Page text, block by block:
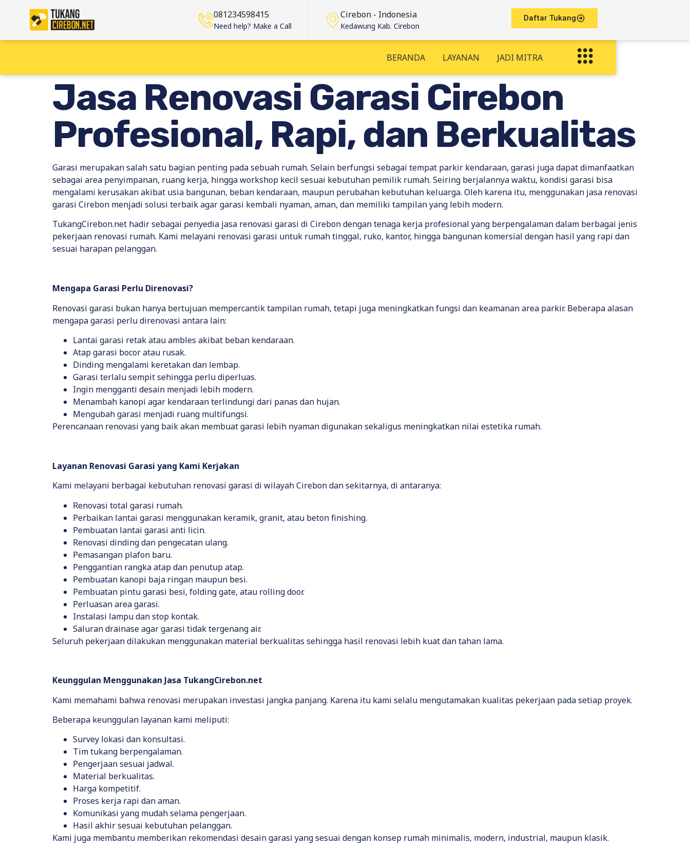
081234598415
Need help? Make a Call
Cirebon - Indonesia
Kedawung Kab. Cirebon
Daftar Tukang
BERANDA LAYANAN JADI MITRA
Jasa Renovasi Garasi Cirebon
Profesional, Rapi, dan Berkualitas
Garasi merupakan salah satu bagian penting pada sebuah rumah. Selain berfungsi sebagai tempat parkir kendaraan, garasi juga dapat dimanfaatkan
sebagai area penyimpanan, ruang kerja, hingga workshop kecil sesuai kebutuhan pemilik rumah. Seiring berjalannya waktu, kondisi garasi bisa
mengalami kerusakan akibat usia bangunan, beban kendaraan, maupun perubahan kebutuhan keluarga. Oleh karena itu, menggunakan jasa renovasi
garasi Cirebon menjadi solusi terbaik agar garasi kembali nyaman, aman, dan memiliki tampilan yang lebih modern.
TukangCirebon.net hadir sebagai penyedia jasa renovasi garasi di Cirebon dengan tenaga kerja profesional yang berpengalaman dalam berbagai jenis
pekerjaan renovasi rumah. Kami melayani renovasi garasi untuk rumah tinggal, ruko, kantor, hingga bangunan komersial dengan hasil yang rapi dan
sesuai harapan pelanggan.
Mengapa Garasi Perlu Direnovasi?
Renovasi garasi bukan hanya bertujuan mempercantik tampilan rumah, tetapi juga meningkatkan fungsi dan keamanan area parkir. Beberapa alasan
mengapa garasi perlu direnovasi antara lain:
Lantai garasi retak atau ambles akibat beban kendaraan.
Atap garasi bocor atau rusak.
Dinding mengalami keretakan dan lembap.
Garasi terlalu sempit sehingga perlu diperluas.
Ingin mengganti desain menjadi lebih modern.
Menambah kanopi agar kendaraan terlindungi dari panas dan hujan.
Mengubah garasi menjadi ruang multifungsi.
Perencanaan renovasi yang baik akan membuat garasi lebih nyaman digunakan sekaligus meningkatkan nilai estetika rumah.
Layanan Renovasi Garasi yang Kami Kerjakan
Kami melayani berbagai kebutuhan renovasi garasi di wilayah Cirebon dan sekitarnya, di antaranya:
Renovasi total garasi rumah.
Perbaikan lantai garasi menggunakan keramik, granit, atau beton finishing.
Pembuatan lantai garasi anti licin.
Renovasi dinding dan pengecatan ulang.
Pemasangan plafon baru.
Penggantian rangka atap dan penutup atap.
Pembuatan kanopi baja ringan maupun besi.
Pembuatan pintu garasi besi, folding gate, atau rolling door.
Perluasan area garasi.
Instalasi lampu dan stop kontak.
Saluran drainase agar garasi tidak tergenang air.
Seluruh pekerjaan dilakukan menggunakan material berkualitas sehingga hasil renovasi lebih kuat dan tahan lama.
Keunggulan Menggunakan Jasa TukangCirebon.net
Kami memahami bahwa renovasi merupakan investasi jangka panjang. Karena itu kami selalu mengutamakan kualitas pekerjaan pada setiap proyek.
Beberapa keunggulan layanan kami meliputi:
Survey lokasi dan konsultasi.
Tim tukang berpengalaman.
Pengerjaan sesuai jadwal.
Material berkualitas.
Harga kompetitif.
Proses kerja rapi dan aman.
Komunikasi yang mudah selama pengerjaan.
Hasil akhir sesuai kebutuhan pelanggan.
Kami juga membantu memberikan rekomendasi desain garasi yang sesuai dengan konsep rumah minimalis, modern, industrial, maupun klasik.